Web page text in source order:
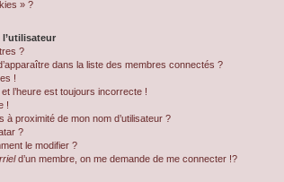
» ?
l’utilisateur
?
dans la liste des membres connectés ?
!
l’heure est toujours incorrecte !
!
à proximité de mon nom d’utilisateur ?
?
le modifier ?
d’un membre, on me demande de me connecter !?